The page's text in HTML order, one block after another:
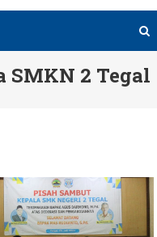
SMKN 2 Tegal